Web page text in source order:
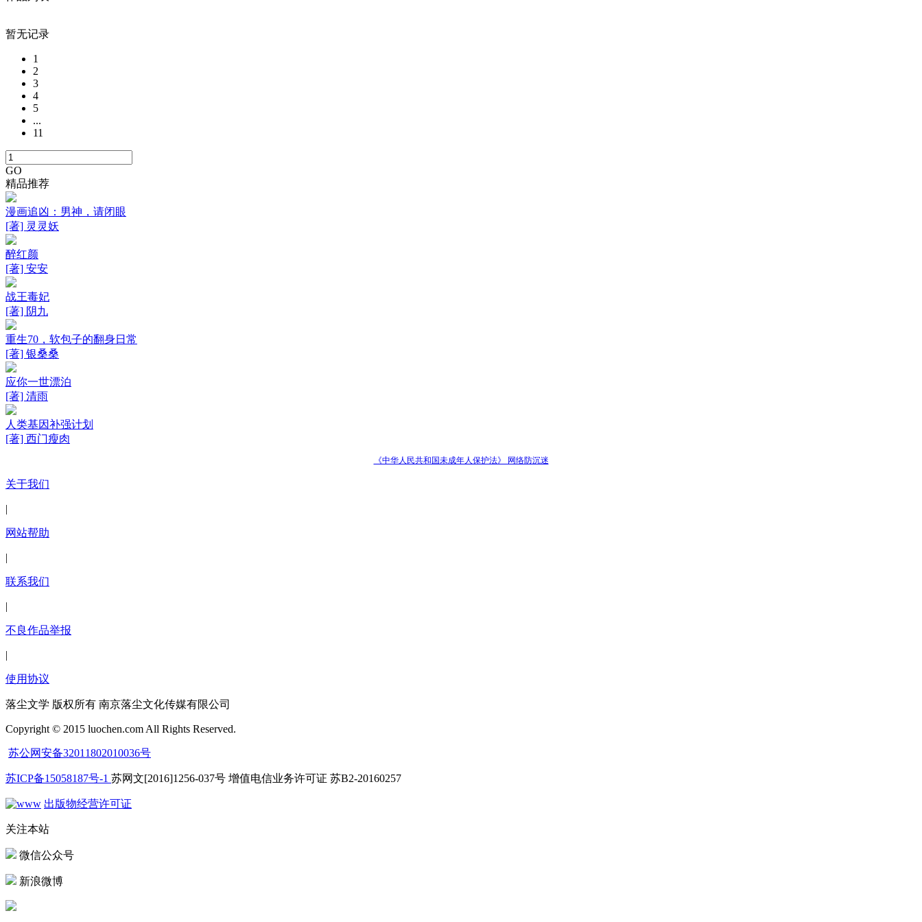
暂无记录
1
2
3
4
5
...
11
GO
精品推荐
漫画追凶：男神，请闭眼
[著] 灵灵妖
醉红颜
[著] 安安
战王毒妃
[著] 阴九
重生70，软包子的翻身日常
[著] 银桑桑
应你一世漂泊
[著] 清雨
人类基因补强计划
[著] 西门瘦肉
《中华人民共和国未成年人保护法》 网络防沉迷
关于我们
|
网站帮助
|
联系我们
|
不良作品举报
|
使用协议
落尘文学 版权所有 南京落尘文化传媒有限公司
Copyright © 2015 luochen.com All Rights Reserved.
苏公网安备32011802010036号
苏ICP备15058187号-1 苏网文[2016]1256-037号 增值电信业务许可证 苏B2-20160257
出版物经营许可证
关注本站
微信公众号
新浪微博